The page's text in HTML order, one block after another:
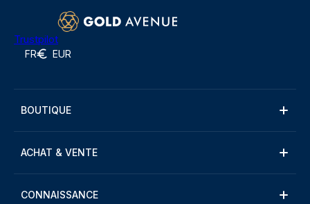
Trustpilot
FR EUR
BOUTIQUE
ACHAT & VENTE
CONNAISSANCE